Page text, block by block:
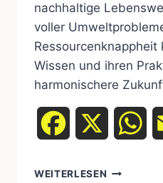
nachhaltige
voller
Wissen und ihren
harmonischere
Facebook
WEITERLESEN JAGD